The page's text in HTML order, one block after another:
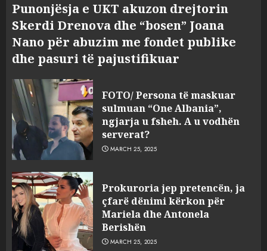
Punonjësja e UKT akuzon drejtorin
Skerdi Drenova dhe “bosen” Joana
Nano për abuzim me fondet publike
dhe pasuri të pajustifikuar
FOTO/ Persona të maskuar
sulmuan “One Albania”,
ngjarja u fsheh. A u vodhën
serverat?
MARCH 25, 2025
Prokuroria jep pretencën, ja
çfarë dënimi kërkon për
Mariela dhe Antonela
Berishën
MARCH 25, 2025